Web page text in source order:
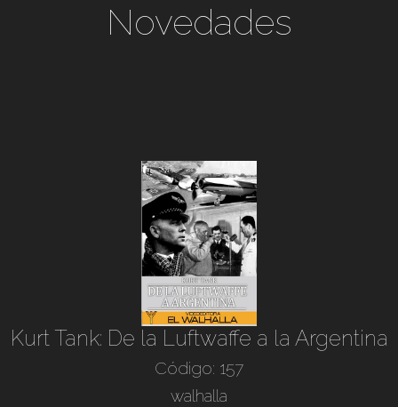
Novedades
Kurt Tank: De la Luftwaffe a la Argentina
Código: 157
walhalla